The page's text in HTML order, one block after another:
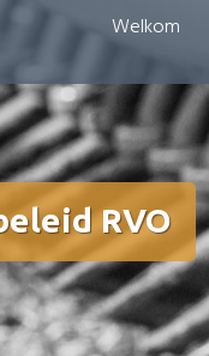
Welkom
RVO